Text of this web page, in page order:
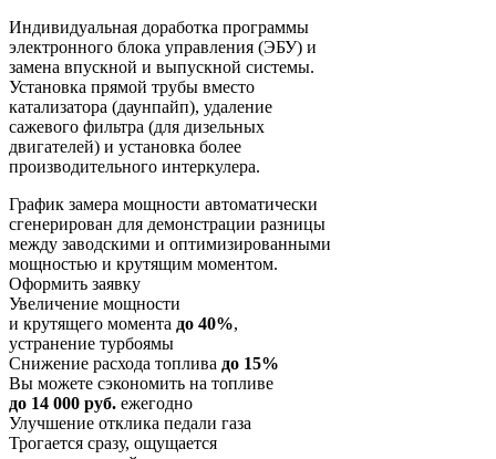
Индивидуальная доработка программы
электронного блока управления (ЭБУ) и
замена впускной и выпускной системы.
Установка прямой трубы вместо
катализатора (даунпайп), удаление
сажевого фильтра (для дизельных
двигателей) и установка более
производительного интеркулера.
График замера мощности автоматически
сгенерирован для демонстрации разницы
между заводскими и оптимизированными
мощностью и крутящим моментом.
Оформить заявку
Увеличение мощности
и крутящего момента до 40%,
устранение турбоямы
Снижение расхода топлива до 15%
Вы можете сэкономить на топливе
до 14 000 руб. ежегодно
Улучшение отклика педали газа
Трогается сразу, ощущается